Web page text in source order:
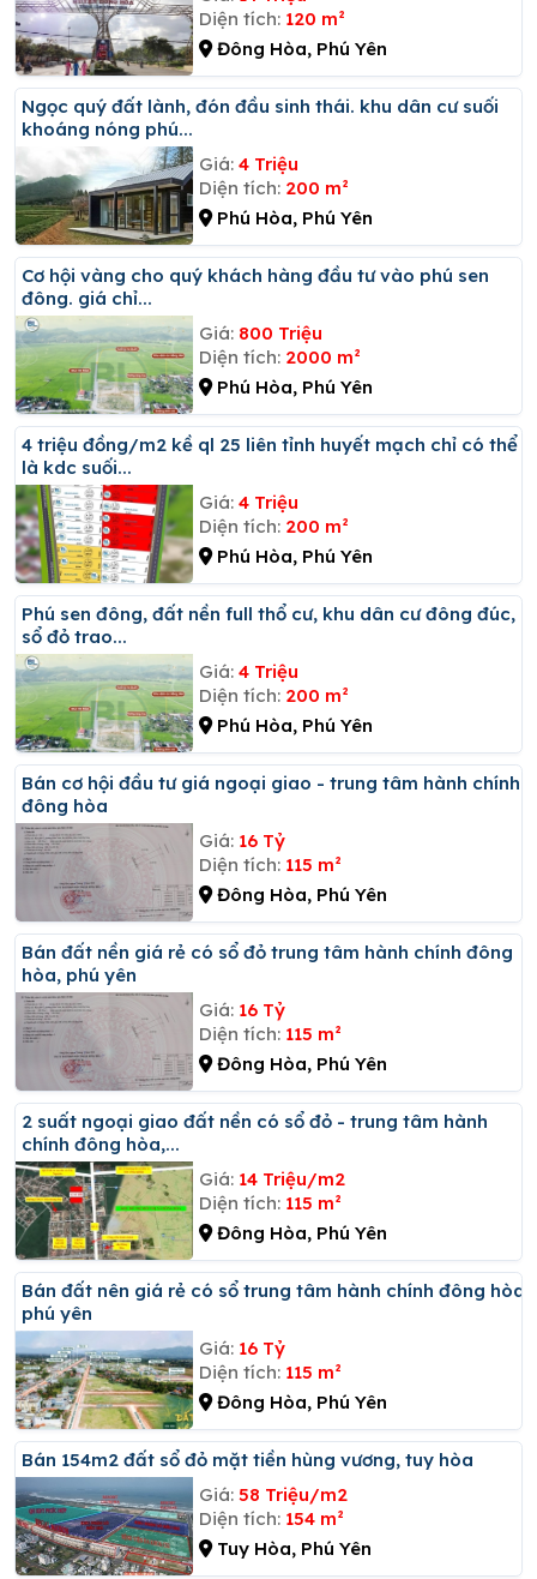
Diện tích: 120 m²
Đông Hòa, Phú Yên
Ngọc quý đất lành, đón đầu sinh thái. khu dân cư suối
khoáng nóng phú...
Giá: 4 Triệu
Diện tích: 200 m²
Phú Hòa, Phú Yên
Cơ hội vàng cho quý khách hàng đầu tư vào phú sen
đông. giá chỉ...
Giá: 800 Triệu
Diện tích: 2000 m²
Phú Hòa, Phú Yên
4 triệu đồng/m2 kề ql 25 liên tỉnh huyết mạch chỉ có thể
là kdc suối...
Giá: 4 Triệu
Diện tích: 200 m²
Phú Hòa, Phú Yên
Phú sen đông, đất nền full thổ cư, khu dân cư đông đúc,
sổ đỏ trao...
Giá: 4 Triệu
Diện tích: 200 m²
Phú Hòa, Phú Yên
Bán cơ hội đầu tư giá ngoại giao - trung tâm hành chính
đông hòa
Giá: 16 Tỷ
Diện tích: 115 m²
Đông Hòa, Phú Yên
Bán đất nền giá rẻ có sổ đỏ trung tâm hành chính đông
hòa, phú yên
Giá: 16 Tỷ
Diện tích: 115 m²
Đông Hòa, Phú Yên
2 suất ngoại giao đất nền có sổ đỏ - trung tâm hành
chính đông hòa,...
Giá: 14 Triệu/m2
Diện tích: 115 m²
Đông Hòa, Phú Yên
Bán đất nên giá rẻ có sổ trung tâm hành chính đông hòa
phú yên
Giá: 16 Tỷ
Diện tích: 115 m²
Đông Hòa, Phú Yên
Bán 154m2 đất sổ đỏ mặt tiền hùng vương, tuy hòa
Giá: 58 Triệu/m2
Diện tích: 154 m²
Tuy Hòa, Phú Yên